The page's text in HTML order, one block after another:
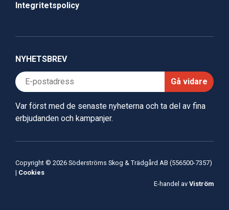
Integritetspolicy
NYHETSBREV
Gå vidare
Var först med de senaste nyheterna och ta del av fina
erbjudanden och kampanjer.
Copyright © 2026 Söderströms Skog & Trädgård AB (556500-7357)
| Cookies
E-handel av Viström